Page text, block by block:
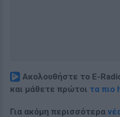
Ακολουθήστε το E-
και μάθετε πρώτοι τα πιο
Για ακόμη περισσότερα